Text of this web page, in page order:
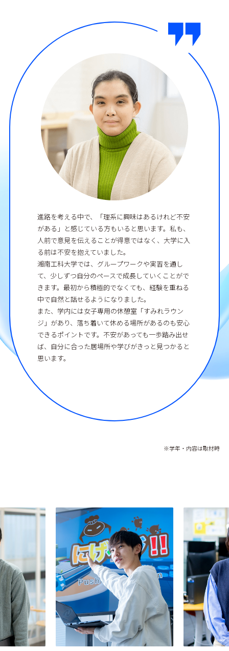
進路を考える中で、「理系に興味はあるけれど不安
がある」と感じている方もいると思います。私も、
人前で意見を伝えることが得意ではなく、大学に入
る前は不安を抱えていました。
湘南工科大学では、グループワークや実習を通し
て、少しずつ自分のペースで成長していくことがで
きます。最初から積極的でなくても、経験を重ねる
中で自然と話せるようになりました。
また、学内には女子専用の休憩室「すみれラウン
ジ」があり、落ち着いて休める場所があるのも安心
できるポイントです。不安があっても一歩踏み出せ
ば、自分に合った居場所や学びがきっと見つかると
思います。
※学年・内容は取材時